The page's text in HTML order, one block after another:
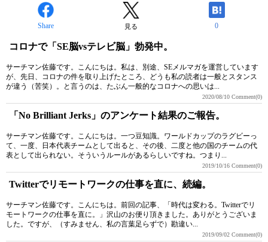
Share 見る 0
コロナで「SE脳vsテレビ脳」勃発中。
サーチマン佐藤です。こんにちは。私は、別途、SEメルマガを運営しています
が、先日、コロナの件を取り上げたところ、どうも私の読者は一般とスタンス
が違う（苦笑）。と言うのは、たぶん一般的なコロナへの思いは...
2020/08/10 Comment(0)
「No Brilliant Jerks」のアンケート結果のご報告。
サーチマン佐藤です。こんにちは。一つ豆知識。ワールドカップのラグビーっ
て、一度、日本代表チームとして出ると、その後、二度と他の国のチームの代
表として出られない。そういうルールがあるらしいですね。つまり...
2019/10/16 Comment(0)
Twitterでリモートワークの仕事を直に、続編。
サーチマン佐藤です。こんにちは。前回の記事、「時代は変わる。Twitterでリ
モートワークの仕事を直に。」沢山のお便り頂きました。ありがとうございま
した。ですが、（すみません、私の言葉足らずで）勘違い...
2019/09/02 Comment(0)